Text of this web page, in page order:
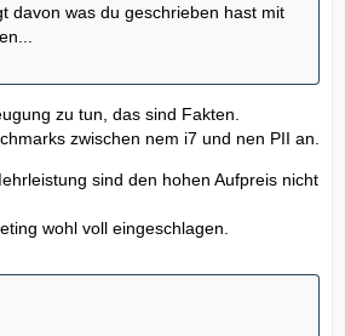
davon was du geschrieben hast mit
zu tun, das sind Fakten.
zwischen nem i7 und nen PII an.
sind den hohen Aufpreis nicht
wohl voll eingeschlagen.